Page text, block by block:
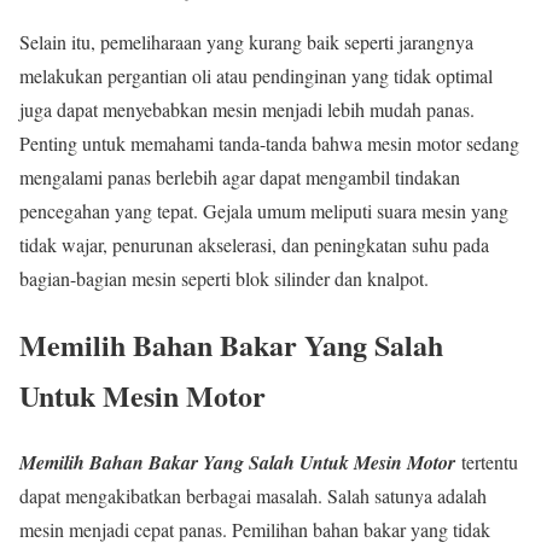
Selain itu, pemeliharaan yang kurang baik seperti jarangnya
melakukan pergantian oli atau pendinginan yang tidak optimal
juga dapat menyebabkan mesin menjadi lebih mudah panas.
Penting untuk memahami tanda-tanda bahwa mesin motor sedang
mengalami panas berlebih agar dapat mengambil tindakan
pencegahan yang tepat. Gejala umum meliputi suara mesin yang
tidak wajar, penurunan akselerasi, dan peningkatan suhu pada
bagian-bagian mesin seperti blok silinder dan knalpot.
Memilih Bahan Bakar Yang Salah
Untuk Mesin Motor
Memilih Bahan Bakar Yang Salah Untuk Mesin Motor tertentu
dapat mengakibatkan berbagai masalah. Salah satunya adalah
mesin menjadi cepat panas. Pemilihan bahan bakar yang tidak